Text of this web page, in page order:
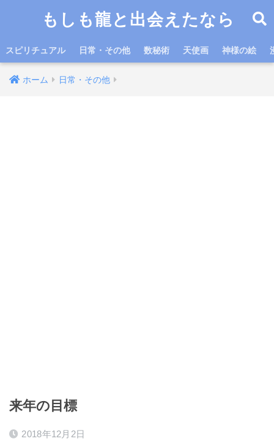
もしも龍と出会えたなら
スピリチュアル 日常・その他 数秘術 天使画 神様の絵
ホーム 日常・その他
来年の目標
2018年12月2日